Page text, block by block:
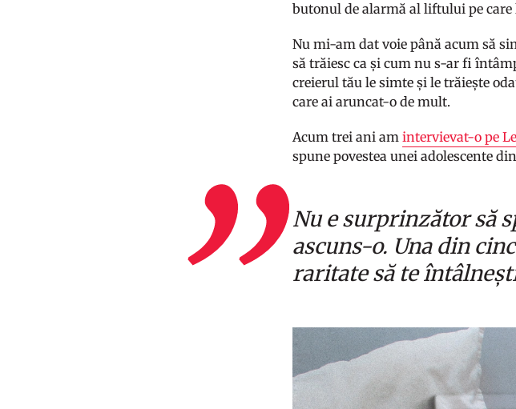
butonul de alarmă al liftului pe care
Nu mi-am dat voie până acum să
să trăiesc ca și cum nu s-ar fi
creierul tău le simte și le trăiește
care ai aruncat-o de mult.
Acum trei ani amintervievat-o pe
spune povestea unei adolescente
Nu e surprinzător să
ascuns-o. Una din
raritate să te